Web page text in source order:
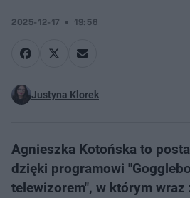
2025-12-17 19:56
Justyna Klorek
Agnieszka Kotońska to
dzięki programowi
telewizorem", w którym wraz